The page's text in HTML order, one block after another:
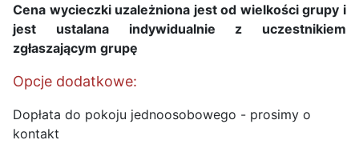
Cena wycieczki uzależniona jest od wielkości grupy i
jest ustalana indywidualnie z uczestnikiem
zgłaszającym grupę
Opcje dodatkowe:
Dopłata do pokoju jednoosobowego - prosimy o
kontakt